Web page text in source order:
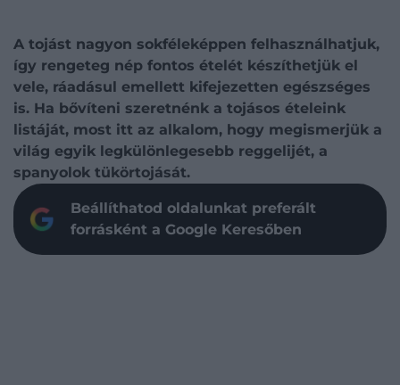
A tojást nagyon sokféleképpen felhasználhatjuk,
így rengeteg nép fontos ételét készíthetjük el
vele, ráadásul emellett kifejezetten egészséges
is. Ha bővíteni szeretnénk a tojásos ételeink
listáját, most itt az alkalom, hogy megismerjük a
világ egyik legkülönlegesebb reggelijét, a
spanyolok tükörtojását.
Beállíthatod oldalunkat preferált
forrásként a Google Keresőben